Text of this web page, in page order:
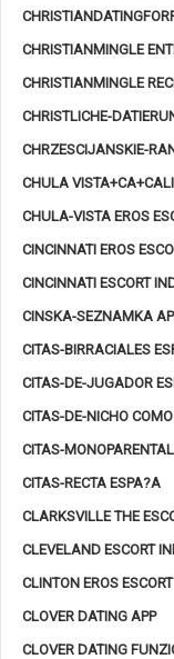
CHRISTIANMINGLE
CHRISTIANMINGLE
CHRISTLICHE-
CHRZESCIJANSKIE-
CHULA
CHULA-VISTA EROS
CINCINNATI EROS
CINCINNATI ESCORT
CINSKA-SEZNAMKA
CITAS-BIRRACIALES
CITAS-DE-JUGADOR
CITAS-DE-NICHO
CITAS-
CITAS-RECTA ESPA?A
CLARKSVILLE THE
CLEVELAND ESCORT
CLINTON EROS ESCORT
CLOVER DATING APP
CLOVER DATING